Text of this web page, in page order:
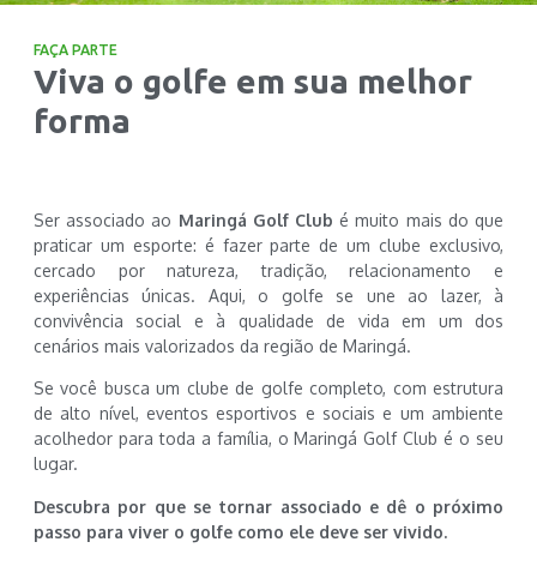
FAÇA PARTE
Viva o golfe em sua melhor
forma
Ser associado ao Maringá Golf Club é muito mais do que
praticar um esporte: é fazer parte de um clube exclusivo,
cercado por natureza, tradição, relacionamento e
experiências únicas. Aqui, o golfe se une ao lazer, à
convivência social e à qualidade de vida em um dos
cenários mais valorizados da região de Maringá.
Se você busca um clube de golfe completo, com estrutura
de alto nível, eventos esportivos e sociais e um ambiente
acolhedor para toda a família, o Maringá Golf Club é o seu
lugar.
Descubra por que se tornar associado e dê o próximo
passo para viver o golfe como ele deve ser vivido.